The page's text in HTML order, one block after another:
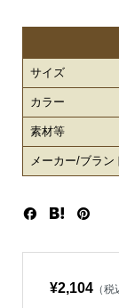
サイズ
カラー
素材等
メーカー/ブラン
¥2,104（税